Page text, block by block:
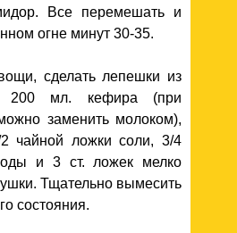
Все перемешать и
огне минут 30-35.
сделать лепешки из
200 мл. кефира (при
заменить молоком),
чайной ложки соли, 3/4
и 3 ст. ложек мелко
Тщательно вымесить
состояния.